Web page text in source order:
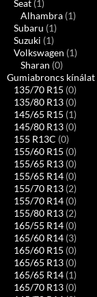
Seat (1)
Alhambra (1)
Subaru (1)
Suzuki (1)
Volkswagen (1)
Sharan (0)
Gumiabroncs kínálat
135/70 R15 (0)
135/80 R13 (0)
145/65 R15 (1)
145/80 R13 (0)
155 R13C (0)
155/60 R15 (0)
155/65 R13 (0)
155/65 R14 (0)
155/70 R13 (2)
155/70 R14 (0)
155/80 R13 (2)
165/55 R14 (0)
165/60 R14 (3)
165/60 R15 (0)
165/65 R13 (0)
165/65 R14 (1)
165/70 R13 (0)